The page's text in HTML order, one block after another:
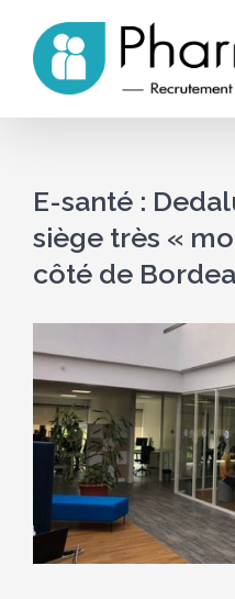
content
E-santé :
siège très «
côté de
l'image
agrandie